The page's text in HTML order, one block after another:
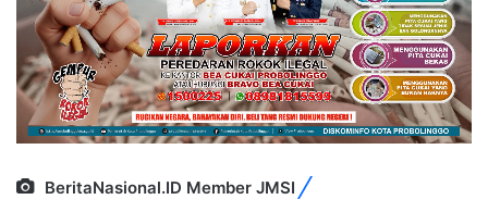
BeritaNasional.ID Member JMSI